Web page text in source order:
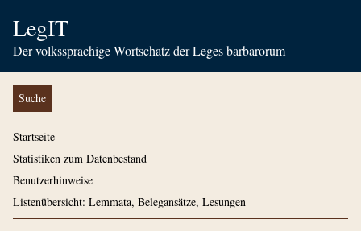
LegIT
Der volkssprachige Wortschatz der Leges barbarorum
Suche
Startseite
Statistiken zum Datenbestand
Benutzerhinweise
Listenübersicht: Lemmata, Belegansätze, Lesungen